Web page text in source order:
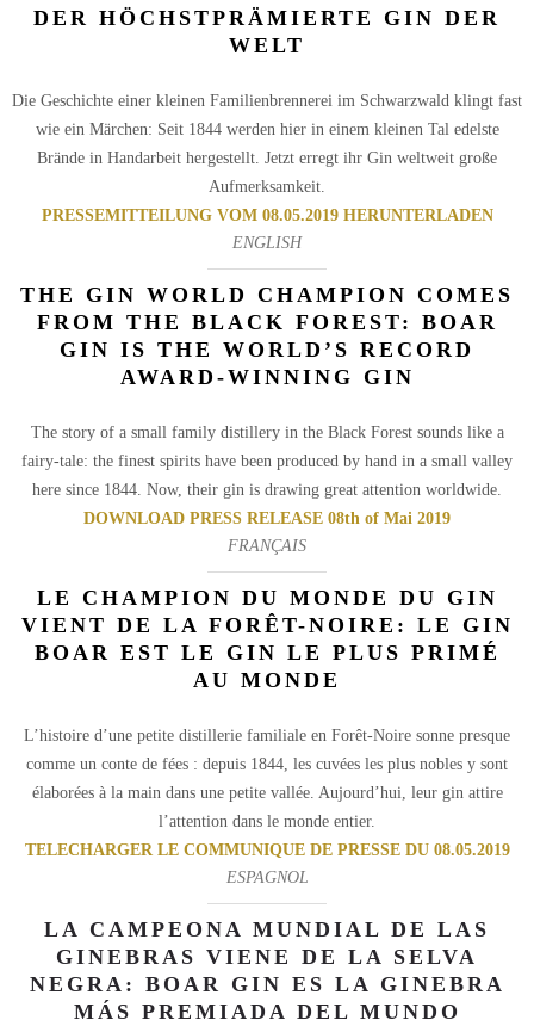
DER HÖCHSTPRÄMIERTE GIN DER
WELT
Die Geschichte einer kleinen Familienbrennerei im Schwarzwald klingt fast
wie ein Märchen: Seit 1844 werden hier in einem kleinen Tal edelste
Brände in Handarbeit hergestellt. Jetzt erregt ihr Gin weltweit große
Aufmerksamkeit.
PRESSEMITTEILUNG VOM 08.05.2019 HERUNTERLADEN
ENGLISH
THE GIN WORLD CHAMPION COMES
FROM THE BLACK FOREST: BOAR
GIN IS THE WORLD’S RECORD
AWARD-WINNING GIN
The story of a small family distillery in the Black Forest sounds like a
fairy-tale: the finest spirits have been produced by hand in a small valley
here since 1844. Now, their gin is drawing great attention worldwide.
DOWNLOAD PRESS RELEASE 08th of Mai 2019
FRANÇAIS
LE CHAMPION DU MONDE DU GIN
VIENT DE LA FORÊT-NOIRE: LE GIN
BOAR EST LE GIN LE PLUS PRIMÉ
AU MONDE
L’histoire d’une petite distillerie familiale en Forêt-Noire sonne presque
comme un conte de fées : depuis 1844, les cuvées les plus nobles y sont
élaborées à la main dans une petite vallée. Aujourd’hui, leur gin attire
l’attention dans le monde entier.
TELECHARGER LE COMMUNIQUE DE PRESSE DU 08.05.2019
ESPAGNOL
LA CAMPEONA MUNDIAL DE LAS
GINEBRAS VIENE DE LA SELVA
NEGRA: BOAR GIN ES LA GINEBRA
MÁS PREMIADA DEL MUNDO